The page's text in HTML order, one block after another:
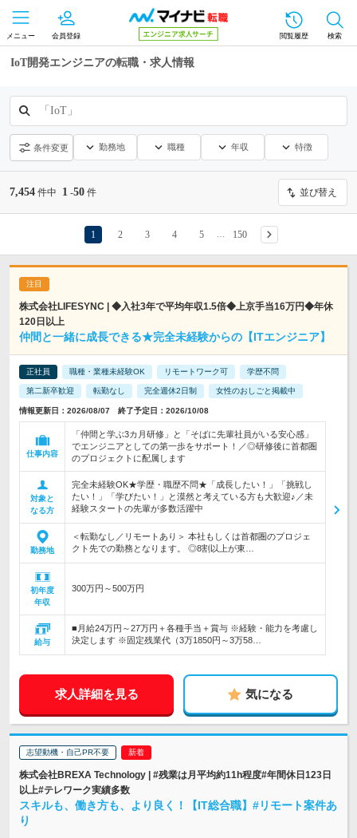
メニュー 会員登録 閲覧履歴 検索
IoT開発エンジニアの転職・求人情報
「IoT」
条件変更 勤務地 職種 年収 特徴
7,454 件中 1 -50 件 並び替え
1 2 3 4 5 150
株式会社LIFESYNC | ◆入社3年で平均年収1.5倍◆上京手当16万円◆年休
120日以上
仲間と一緒に成長できる★完全未経験からの【ITエンジニア】
正社員 職種・業種未経験OK リモートワーク可 学歴不問
第二新卒歓迎 転勤なし 完全週休2日制 女性のおしごと掲載中
情報更新日：2026/08/07 終了予定日：2026/10/08
仕事内容
「仲間と学ぶ3カ月研修」と「そばに先輩社員がいる安心感」
でエンジニアとしての第一歩をサポート！／◎研修後に首都圏
のプロジェクトに配属します
対象と
なる方
完全未経験OK★学歴・職歴不問★「成長したい！」「挑戦し
たい！」「学びたい！」と漠然と考えている方も大歓迎♪／未
経験スタートの先輩が多数活躍中
勤務地
＜転勤なし／リモートあり＞ 本社もしくは首都圏のプロジェ
クト先での勤務となります。 ◎8割以上が東…
初年度
年収
300万円～500万円
給与
■月給24万円～27万円＋各種手当＋賞与 ※経験・能力を考慮し
決定します ※固定残業代（3万1850円～3万58…
求人詳細を見る 気になる
志望動機・自己PR不要
株式会社BREXA Technology | #残業は月平均約11h程度#年間休日123日
以上#テレワーク実績多数
スキルも、働き方も、より良く！【IT総合職】#リモート案件あ
り